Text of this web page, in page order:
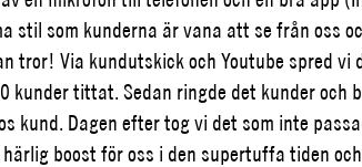
stil som kunderna är vana att se från oss
tror! Via kundutskick och Youtube spred vi
kunder tittat. Sedan ringde det kunder och
kund. Dagen efter tog vi det som inte
boost för oss i den supertuffa tiden